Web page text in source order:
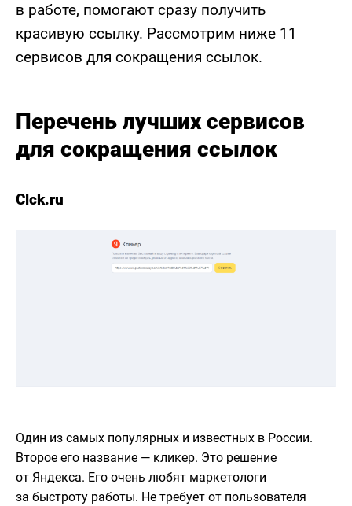
в работе, помогают сразу получить
красивую ссылку. Рассмотрим ниже 11
сервисов для сокращения ссылок.
Перечень лучших сервисов
для сокращения ссылок
Clck.ru
Один из самых популярных и известных в России.
Второе его название — кликер. Это решение
от Яндекса. Его очень любят маркетологи
за быстроту работы. Не требует от пользователя